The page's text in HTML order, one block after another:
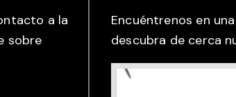
a la
sobre
Encuéntrenos en
descubra de cerca